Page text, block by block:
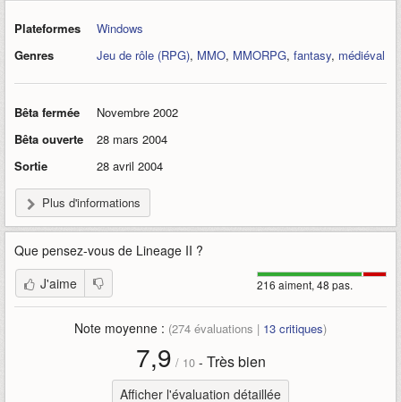
Plateformes
Windows
Genres
Jeu de rôle (RPG), MMO, MMORPG, fantasy, médiéval
Bêta fermée
Novembre 2002
Bêta ouverte
28 mars 2004
Sortie
28 avril 2004
Plus d'informations
Que pensez-vous de Lineage II ?
216 aiment, 48 pas.
J'aime
Note moyenne : (274 évaluations | 13 critiques)
7,9 / 10- Très bien
Afficher l'évaluation détaillée